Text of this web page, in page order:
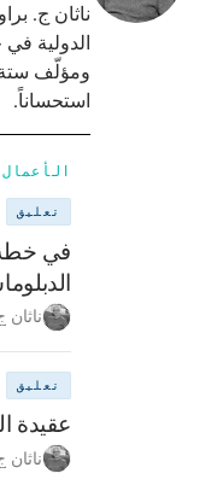
ناثان ج.
الدولية
ومؤلّف ستة
استحساناً.
تعليق
في
تعليق
عقيدة